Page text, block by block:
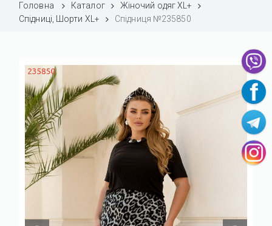
Головна Каталог
Жіночий одяг XL+
Спідниці, Шорти XL+
Спідниця №235850